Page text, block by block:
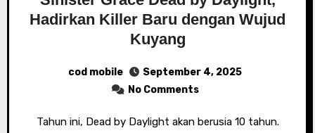
Hadirkan Killer Baru dengan Wujud
Kuyang
cod mobile
September 4, 2025
No Comments
Tahun ini, Dead by Daylight akan berusia 10 tahun.